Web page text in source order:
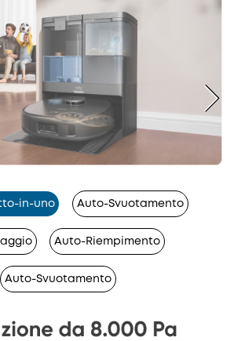
in-uno Auto-Svuotamento
Auto-Riempimento
Auto-Svuotamento